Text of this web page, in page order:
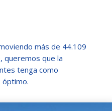
más de 44.109
queremos que la
tenga como